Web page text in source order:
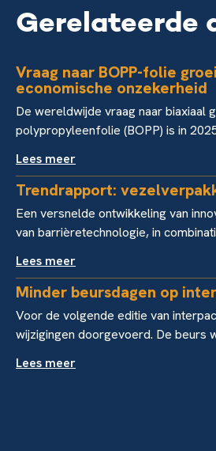
Gerelateerde
Vraag naar BOPP-folie
economische onzekerheid
De wereldwijde vraag naar biaxiaal
polypropyleenfolie (BOPP) is in
Lees meer
Trendrapport:
Een versnelde ontwikkeling van
van barrièretechnologie, in
Lees meer
Minder beursdagen op
Voor de volgende editie van
wijzigingen doorgevoerd. De beurs
Lees meer